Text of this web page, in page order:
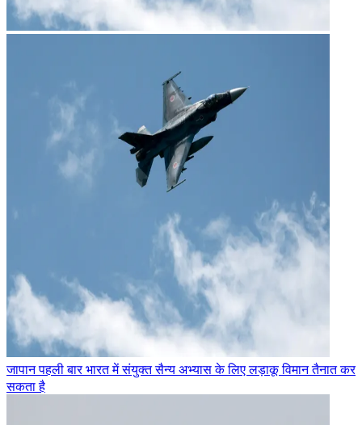
जापान पहली बार भारत में संयुक्त सैन्य अभ्यास के लिए लड़ाकू विमान तैनात कर
सकता है